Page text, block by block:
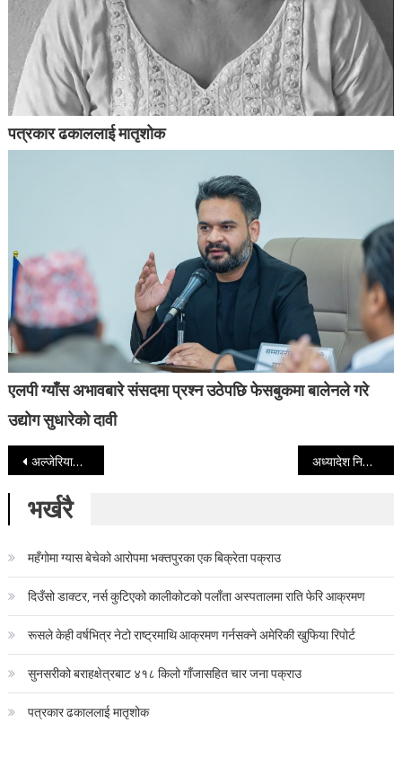
पत्रकार ढकाललाई मातृशोक
एलपी ग्याँस अभावबारे संसदमा प्रश्न उठेपछि फेसबुकमा बालेनले गरे
उद्योग सुधारेको दावी
Post navigation
अल्जेरियालाई हराउँदै स्विट्जरल्याण्ड अन्तिम-१६ मा प्रवेश अध्यादेश निष्क्रिय हुने भएपछि संवैधानिक नियुक्तिमा प्रधानमन्त्रीको हतारो
भर्खरै
महँगोमा ग्यास बेचेको आरोपमा भक्तपुरका एक बिक्रेता पक्राउ
दिउँसो डाक्टर, नर्स कुटिएको कालीकोटको पलाँता अस्पतालमा राति फेरि आक्रमण
रूसले केही वर्षभित्र नेटो राष्ट्रमाथि आक्रमण गर्नसक्ने अमेरिकी खुफिया रिपोर्ट
सुनसरीको बराहक्षेत्रबाट ४१८ किलो गाँजासहित चार जना पक्राउ
पत्रकार ढकाललाई मातृशोक